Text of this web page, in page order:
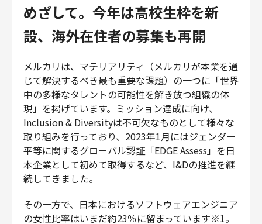
めざして。今年は高校生枠を新
設、海外在住者の募集も再開
メルカリは、マテリアリティ（メルカリが本業を通
じて解決するべき最も重要な課題）の一つに「世界
中の多様なタレントの可能性を解き放つ組織の体
現」を掲げています。ミッション達成に向け、
Inclusion & Diversityは不可欠なものとして様々な
取り組みを行っており、2023年1月にはジェンダー
平等に関するグローバル認証「EDGE Assess」を日
本企業として初めて取得するなど、I&Dの推進を継
続してきました。
その一方で、日本におけるソフトウェアエンジニア
の女性比率はいまだ約23％に留まっています※1。